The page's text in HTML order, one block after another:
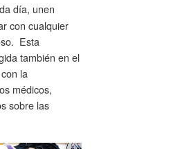
día, unen
con cualquier
Esta
también en el
la
médicos,
sobre las